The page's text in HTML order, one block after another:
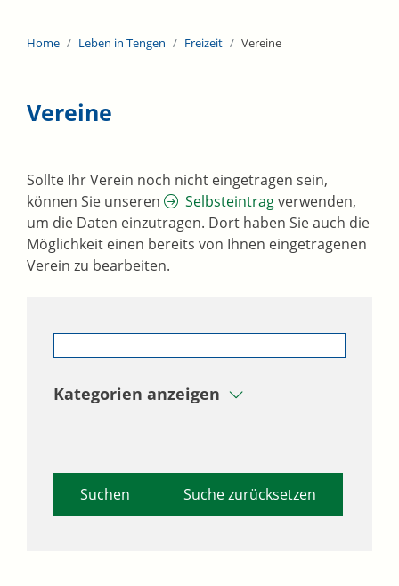
Home Leben in Tengen Freizeit Vereine
Vereine
Sollte Ihr Verein noch nicht eingetragen sein,
können Sie unseren
Selbsteintragverwenden,
um die Daten einzutragen. Dort haben Sie auch die
Möglichkeit einen bereits von Ihnen eingetragenen
Verein zu bearbeiten.
Kategorien anzeigen
Suche zurücksetzen